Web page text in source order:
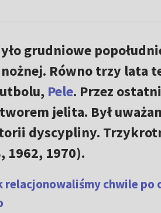
yło grudniowe
nożnej. Równo trzy lata
Pele. Przez
jelita. Był
dyscypliny.
1962, 1970).
relacjonowaliśmy chwile po